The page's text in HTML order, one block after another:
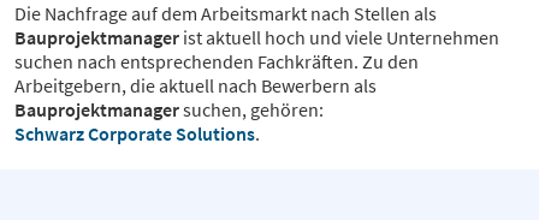
Die Nachfrage auf dem Arbeitsmarkt nach Stellen als
Bauprojektmanager ist aktuell hoch und viele Unternehmen
suchen nach entsprechenden Fachkräften. Zu den
Arbeitgebern, die aktuell nach Bewerbern als
Bauprojektmanagersuchen, gehören:
Schwarz Corporate Solutions.